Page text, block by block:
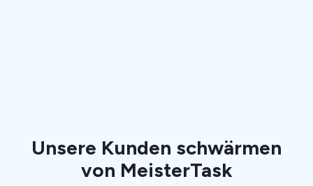
Unsere Kunden schwärmen
von MeisterTask